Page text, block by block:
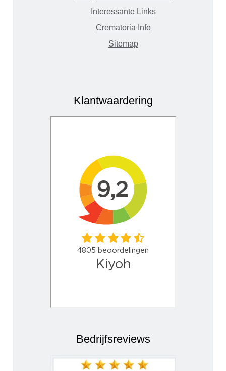
Interessante Links
Crematoria Info
Sitemap
Klantwaardering
Bedrijfsreviews